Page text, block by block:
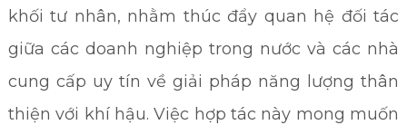
khối tư nhân, nhằm thúc đẩy quan hệ đối tác
giữa các doanh nghiệp trong nước và các nhà
cung cấp uy tín về giải pháp năng lượng thân
thiện với khí hậu. Việc hợp tác này mong muốn